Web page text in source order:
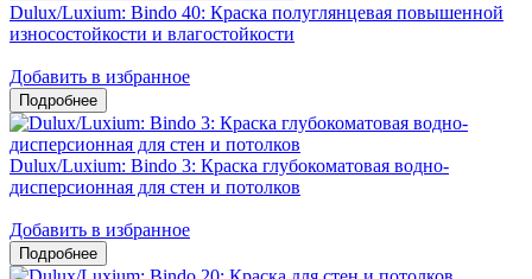
Dulux/Luxium: Bindo 40: Краска полуглянцевая повышенной
износостойкости и влагостойкости
Добавить в избранное
Dulux/Luxium: Bindo 3: Краска глубокоматовая водно-
дисперсионная для стен и потолков
Добавить в избранное